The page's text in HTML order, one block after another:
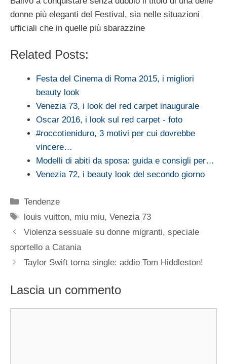
donne più eleganti del Festival, sia nelle situazioni
ufficiali che in quelle più sbarazzine
Related Posts:
Festa del Cinema di Roma 2015, i migliori
beauty look
Venezia 73, i look del red carpet inaugurale
Oscar 2016, i look sul red carpet - foto
#roccotieniduro, 3 motivi per cui dovrebbe
vincere…
Modelli di abiti da sposa: guida e consigli per…
Venezia 72, i beauty look del secondo giorno
Categorie
Tendenze
Tag
louis vuitton, miu miu,Venezia 73
Violenza sessuale su donne migranti, speciale
sportello a Catania
Taylor Swift torna single: addio Tom Hiddleston!
Lascia un commento